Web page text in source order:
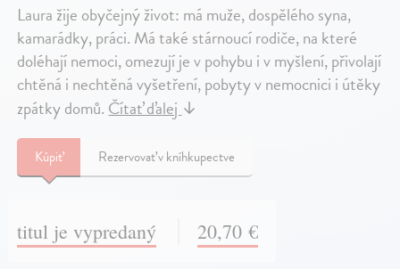
Laura žije obyčejný život: má muže, dospělého syna,
kamarádky, práci. Má také stárnoucí rodiče, na které
doléhají nemoci, omezují je v pohybu i v myšlení, přivolají
chtěná i nechtěná vyšetření, pobyty v nemocnici i útěky
zpátky domů. Čítať ďalej ↓
Kúpiť Rezervovať v kníhkupectve
titul je vypredaný 20,70 €